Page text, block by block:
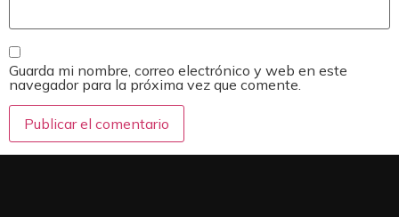
Guarda mi nombre, correo electrónico y web en este
navegador para la próxima vez que comente.